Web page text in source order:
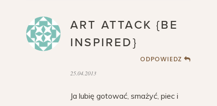
ART ATTACK {BE
INSPIRED}
ODPOWIEDZ
25.04.2013
Ja lubię gotować, smażyć, piec i